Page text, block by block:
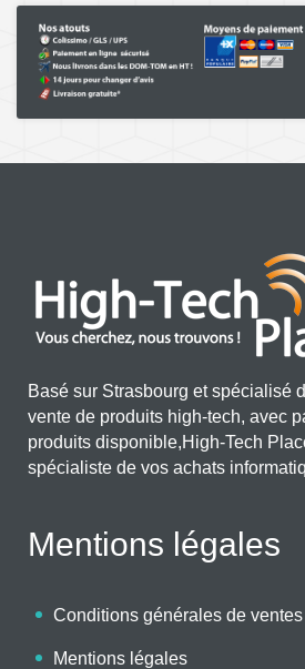
Basé sur Strasbourg et spécialisé
vente de produits high-tech, avec
produits disponible,High-Tech
spécialiste de vos achats
Mentions légales
Conditions générales de ventes
Mentions légales